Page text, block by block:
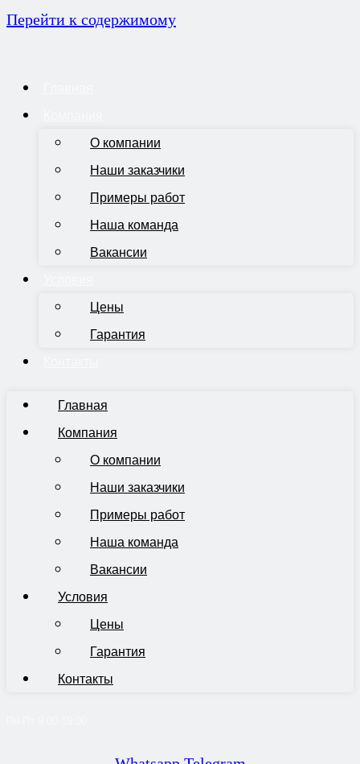
Перейти к содержимому
О компании
Наши заказчики
Примеры работ
Наша команда
Вакансии
Цены
Гарантия
Главная
Компания
О компании
Наши заказчики
Примеры работ
Наша команда
Вакансии
Условия
Цены
Гарантия
Контакты